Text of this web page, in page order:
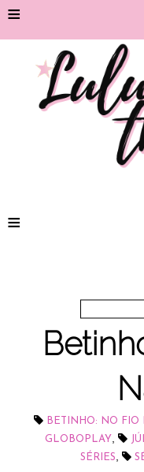
≡
≡
BETINHO: NO FIO
GLOBOPLAY,
SÉRIES,